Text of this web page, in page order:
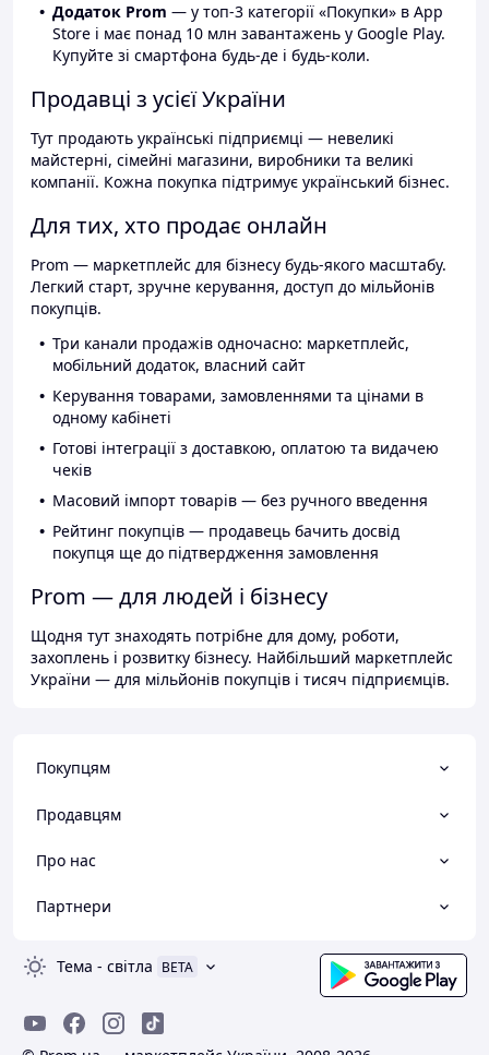
Додаток Prom — у топ-3 категорії «Покупки» в App
Store і має понад 10 млн завантажень у Google Play.
Купуйте зі смартфона будь-де і будь-коли.
Продавці з усієї України
Тут продають українські підприємці — невеликі
майстерні, сімейні магазини, виробники та великі
компанії. Кожна покупка підтримує український бізнес.
Для тих, хто продає онлайн
Prom — маркетплейс для бізнесу будь-якого масштабу.
Легкий старт, зручне керування, доступ до мільйонів
покупців.
Три канали продажів одночасно: маркетплейс,
мобільний додаток, власний сайт
Керування товарами, замовленнями та цінами в
одному кабінеті
Готові інтеграції з доставкою, оплатою та видачею
чеків
Масовий імпорт товарів — без ручного введення
Рейтинг покупців — продавець бачить досвід
покупця ще до підтвердження замовлення
Prom — для людей і бізнесу
Щодня тут знаходять потрібне для дому, роботи,
захоплень і розвитку бізнесу. Найбільший маркетплейс
України — для мільйонів покупців і тисяч підприємців.
Покупцям
Продавцям
Про нас
Партнери
Тема - світла BETA